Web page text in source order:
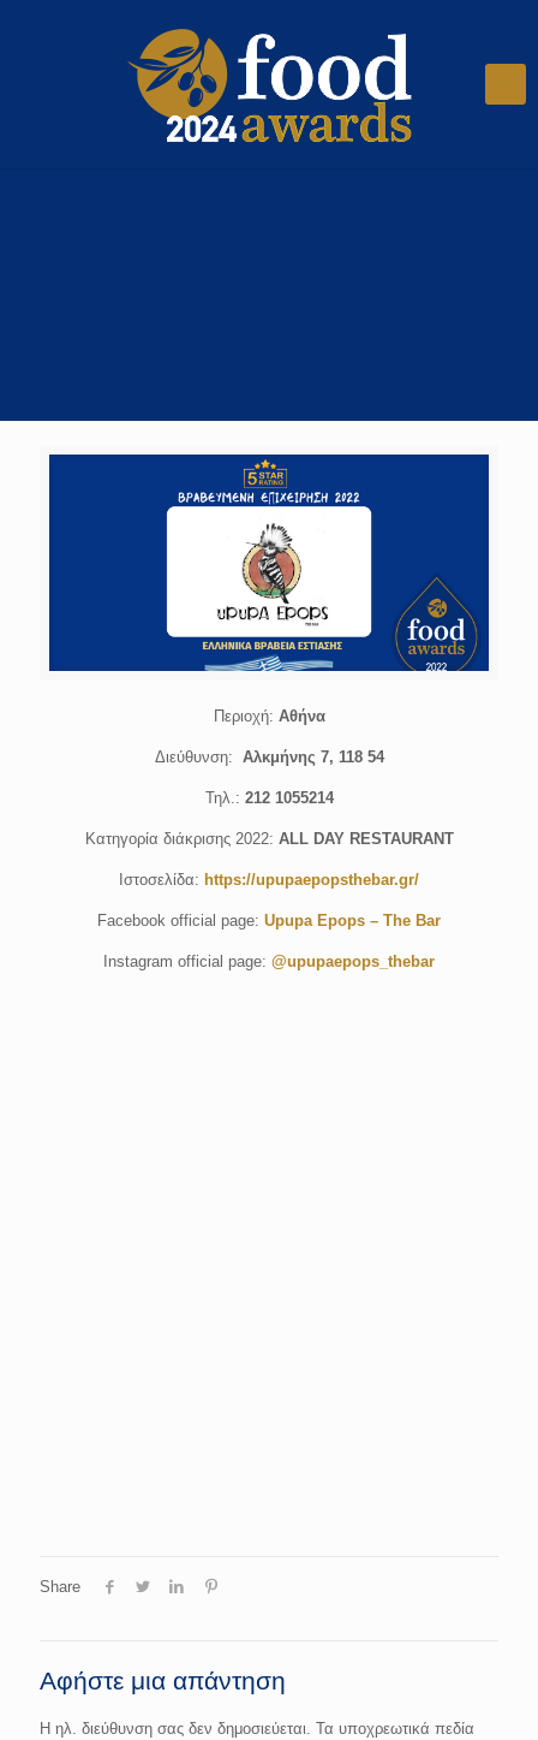
Περιοχή: Αθήνα
Διεύθυνση: Αλκμήνης 7, 118 54
Τηλ.: 212 1055214
Κατηγορία διάκρισης 2022: ALL DAY RESTAURANT
Ιστοσελίδα: https://upupaepopsthebar.gr/
Facebook official page: Upupa Epops – The Bar
Instagram official page: @upupaepops_thebar
Share
Αφήστε μια απάντηση
Η ηλ. διεύθυνση σας δεν δημοσιεύεται. Τα υποχρεωτικά πεδία